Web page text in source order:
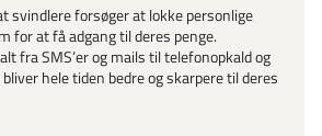
svindlere forsøger at lokke personlige
for at få adgang til deres penge.
fra SMS’er og mails til telefonopkald og
hele tiden bedre og skarpere til deres